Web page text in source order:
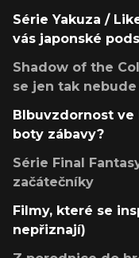
Série Yakuza /
vás japonské
Shadow of the
se jen tak
Blbuvzdornost ve
boty zábavy?
Série Final
začátečníky
Filmy, které se
nepřiznají)